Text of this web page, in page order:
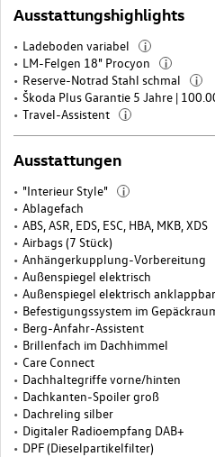
Ausstattungshighlights
Ladeboden variabel i
LM-Felgen 18" Procyon i
Reserve-Notrad Stahl schmal i
Škoda Plus Garantie 5 Jahre |
Travel-Assistent i
Ausstattungen
"Interieur Style" i
Ablagefach
ABS, ASR, EDS, ESC, HBA, MKB, XDS
Airbags (7 Stück)
Anhängerkupplung-Vorbereitung
Außenspiegel elektrisch
Außenspiegel elektrisch anklappbar
Befestigungssystem im
Berg-Anfahr-Assistent
Brillenfach im Dachhimmel
Care Connect
Dachhaltegriffe vorne/hinten
Dachkanten-Spoiler groß
Dachreling silber
Digitaler Radioempfang DAB+
DPF (Dieselpartikelfilter)